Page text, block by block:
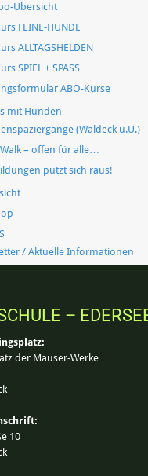
Übersicht
FEINE-HUNDE
ALLTAGSHELDEN
SPIEL + SPASS
ABO-Kurse
mit Hunden
(Waldeck u.U.)
– offen für alle…
putzt sich raus!
/ Aktuelle Informationen
–
der Mauser-Werke
10